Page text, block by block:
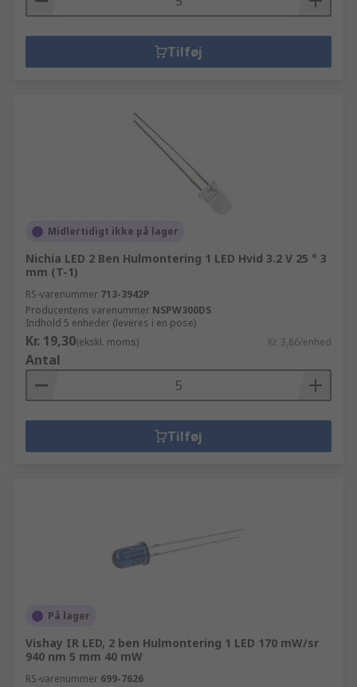
Tilføj
Midlertidigt ikke på lager
Nichia LED 2 Ben Hulmontering 1 LED Hvid 3.2 V 25 ° 3
mm (T-1)
RS-varenummer 713-3942P
Producentens varenummer NSPW300DS
Indhold 5 enheder (leveres i en pose)
Kr. 19,30(ekskl. moms) Kr. 3,86/enhed
Antal
Tilføj
På lager
Vishay IR LED, 2 ben Hulmontering 1 LED 170 mW/sr
940 nm 5 mm 40 mW
RS-varenummer 699-7626